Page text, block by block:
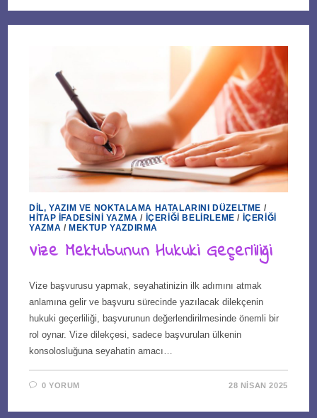
DIL, YAZIM VE NOKTALAMA HATALARINI DÜZELTME /
HITAP İFADESINI YAZMA / İÇERIĞI BELIRLEME / İÇERIĞI
YAZMA / MEKTUP YAZDIRMA
Vize Mektubunun Hukuki Geçerliliği
Vize başvurusu yapmak, seyahatinizin ilk adımını atmak
anlamına gelir ve başvuru sürecinde yazılacak dilekçenin
hukuki geçerliliği, başvurunun değerlendirilmesinde önemli bir
rol oynar. Vize dilekçesi, sadece başvurulan ülkenin
konsolosluğuna seyahatin amacı…
0 YORUM 28 NISAN 2025